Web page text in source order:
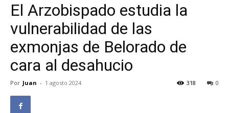
El Arzobispado estudia la
vulnerabilidad de las
exmonjas de Belorado de
cara al desahucio
Por Juan - 1 agosto 2024 0
318